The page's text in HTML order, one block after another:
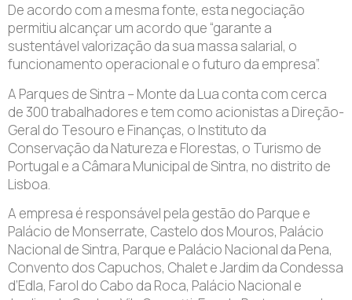
De acordo com a mesma fonte, esta negociação
permitiu alcançar um acordo que “garante a
sustentável valorização da sua massa salarial, o
funcionamento operacional e o futuro da empresa”.
A Parques de Sintra – Monte da Lua conta com cerca
de 300 trabalhadores e tem como acionistas a Direção-
Geral do Tesouro e Finanças, o Instituto da
Conservação da Natureza e Florestas, o Turismo de
Portugal e a Câmara Municipal de Sintra, no distrito de
Lisboa.
A empresa é responsável pela gestão do Parque e
Palácio de Monserrate, Castelo dos Mouros, Palácio
Nacional de Sintra, Parque e Palácio Nacional da Pena,
Convento dos Capuchos, Chalet e Jardim da Condessa
d’Edla, Farol do Cabo da Roca, Palácio Nacional e